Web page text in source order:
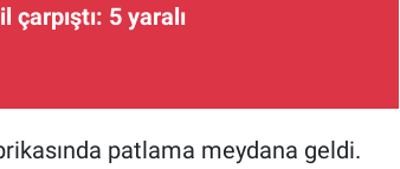
5 yaralı
patlama meydana geldi.